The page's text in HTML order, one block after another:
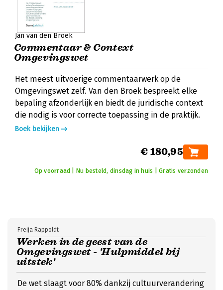
Jan van den Broek
Commentaar & Context
Omgevingswet
Het meest uitvoerige commentaarwerk op de
Omgevingswet zelf. Van den Broek bespreekt elke
bepaling afzonderlijk en biedt de juridische context
die nodig is voor correcte toepassing in de praktijk.
Boek bekijken
€ 180,95
Op voorraad | Nu besteld, dinsdag in huis | Gratis verzonden
Werken in de geest van de
Omgevingswet - 'Hulpmiddel bij
uitstek'
Freija Rappoldt
De wet slaagt voor 80% dankzij cultuurverandering